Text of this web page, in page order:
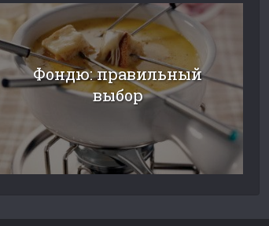
Фондю: правильный
выбор